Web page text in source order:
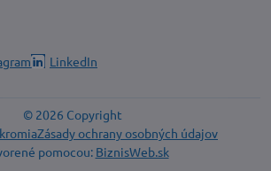
LinkedIn
© 2026 Copyright
Zásady ochrany osobných údajov
pomocou: BiznisWeb.sk